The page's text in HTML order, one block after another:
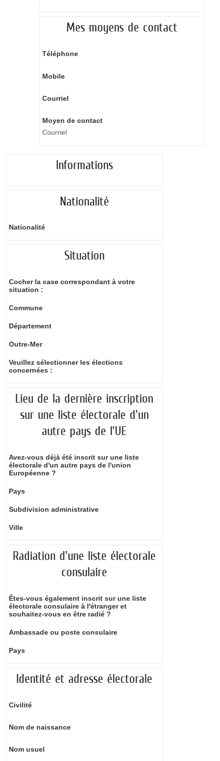
Mes moyens de contact
Téléphone
Mobile
Courriel
Moyen de contact
Courriel
Informations
Nationalité
Nationalité
Situation
Cocher la case correspondant à votre
situation :
Commune
Département
Outre-Mer
Veuillez sélectionner les élections
concernées :
Lieu de la dernière inscription
sur une liste électorale d'un
autre pays de l'UE
Avez-vous déjà été inscrit sur une liste
électorale d'un autre pays de l'union
Européenne ?
Pays
Subdivision administrative
Ville
Radiation d'une liste électorale
consulaire
Êtes-vous également inscrit sur une liste
électorale consulaire à l'étranger et
souhaitez-vous en être radié ?
Ambassade ou poste consulaire
Pays
Identité et adresse électorale
Civilité
Nom de naissance
Nom usuel